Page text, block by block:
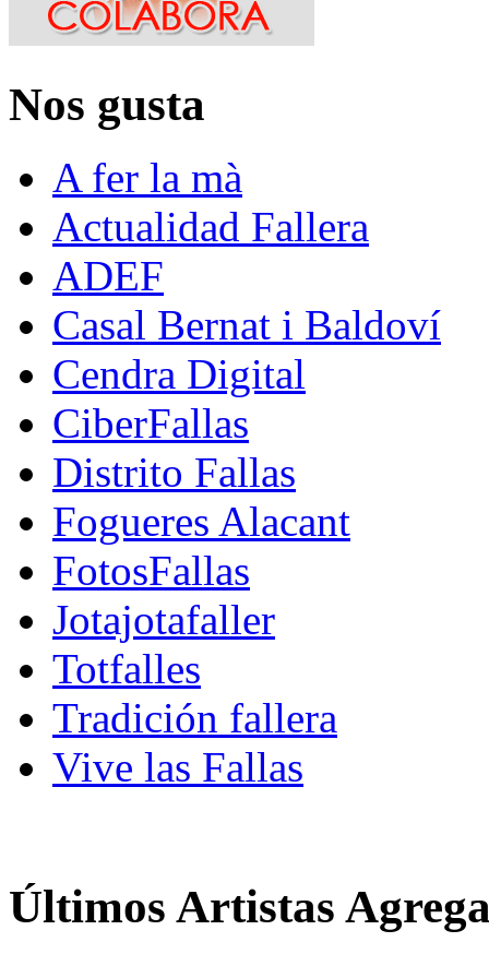
Nos gusta
A fer la mà
Actualidad Fallera
ADEF
Casal Bernat i Baldoví
Cendra Digital
CiberFallas
Distrito Fallas
Fogueres Alacant
FotosFallas
Jotajotafaller
Totfalles
Tradición fallera
Vive las Fallas
Últimos Artistas